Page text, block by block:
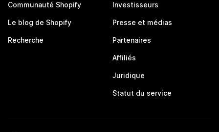
Communauté Shopify
Le blog de Shopify
Recherche
Investisseurs
Presse et médias
Partenaires
Affiliés
Juridique
Statut du service